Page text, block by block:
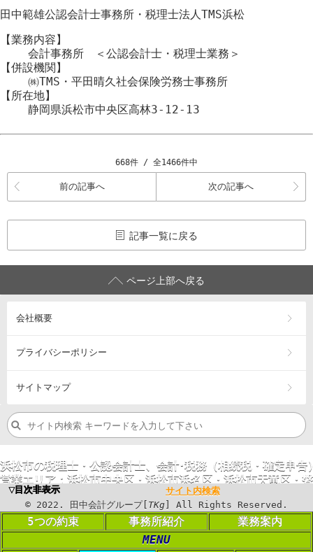
▼目次非表示
サイト内検索
© 2022 . 田中会計グループ[ TKg ] All Rights Reserved.
5つの約束 事務所紹介
業務案内
MENU
田中範雄公認会計士事務所 ・ 税理士法人TMS浜松
【業務内容】
会計事務所 ＜公認会計士・税理士業務＞
【併設機関】
㈱TMS・平田晴久社会保険労務士事務所
【所在地】
静岡県浜松市中央区高林3-12-13
668件 / 全1466件中
前の記事へ 次の記事へ
記事一覧に戻る
ページ上部へ戻る
会社概要
プライバシーポリシー
サイトマップ
浜松市の税理士・公認会計士、会計･税務（相続税・確定申
営業エリア： 浜松市中央区 ・浜松市浜名区 ・浜松市天竜区 ・
©2023. 田中会計グループ[ TKg] All Rights
Reserved.
PC表示に切り替える